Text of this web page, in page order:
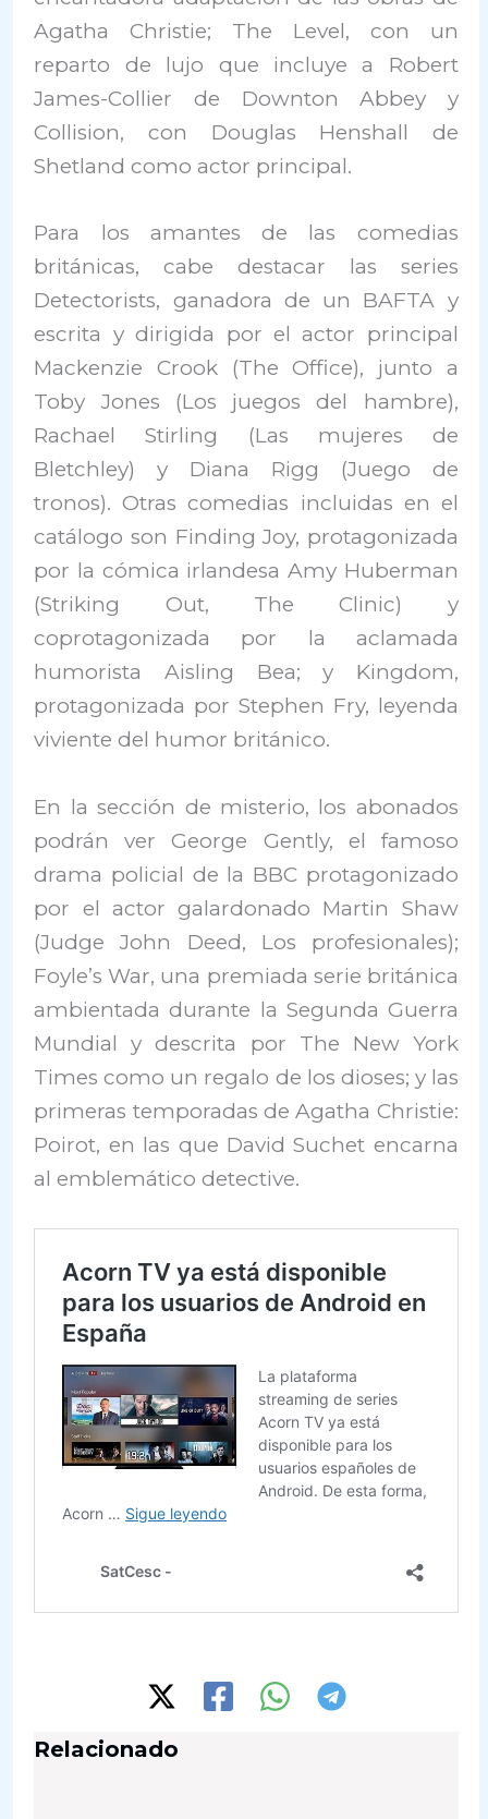
Agatha Christie; The Level, con un
reparto de lujo que incluye a Robert
James-Collier de Downton Abbey y
Collision, con Douglas Henshall de
Shetland como actor principal.
Para los amantes de las comedias
británicas, cabe destacar las series
Detectorists, ganadora de un BAFTA y
escrita y dirigida por el actor principal
Mackenzie Crook (The Office), junto a
Toby Jones (Los juegos del hambre),
Rachael Stirling (Las mujeres de
Bletchley) y Diana Rigg (Juego de
tronos). Otras comedias incluidas en el
catálogo son Finding Joy, protagonizada
por la cómica irlandesa Amy Huberman
(Striking Out, The Clinic) y
coprotagonizada por la aclamada
humorista Aisling Bea; y Kingdom,
protagonizada por Stephen Fry, leyenda
viviente del humor británico.
En la sección de misterio, los abonados
podrán ver George Gently, el famoso
drama policial de la BBC protagonizado
por el actor galardonado Martin Shaw
(Judge John Deed, Los profesionales);
Foyle’s War, una premiada serie británica
ambientada durante la Segunda Guerra
Mundial y descrita por The New York
Times como un regalo de los dioses; y las
primeras temporadas de Agatha Christie:
Poirot, en las que David Suchet encarna
al emblemático detective.
Relacionado